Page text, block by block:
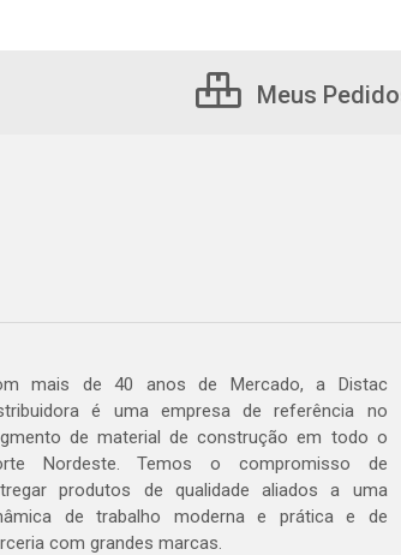
Meus
mais de 40 anos de Mercado, a Distac
é uma empresa de referência no
de material de construção em todo o
Nordeste. Temos o compromisso de
produtos de qualidade aliados a uma
de trabalho moderna e prática e de
com grandes marcas.